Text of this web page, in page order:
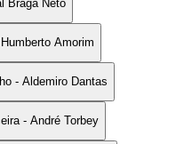
Braga Neto
Amorim
- Aldemiro Dantas
- André Torbey